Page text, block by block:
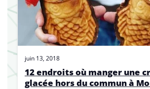
juin 13, 2018
12 endroits où manger une
glacée hors du commun à